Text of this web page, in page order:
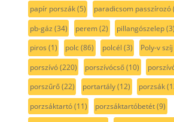
papír porszák(5) paradicsom passzírozó
pb-gáz (34) perem(2) pillangószelep(3)
piros (1) polc(86) polcél (3) Poly-v szíj
porszívó(220) porszívócső(10)
porszűrő(22) portartály(12) porzsák
porzsáktartó(11) porzsáktartóbetét(9)